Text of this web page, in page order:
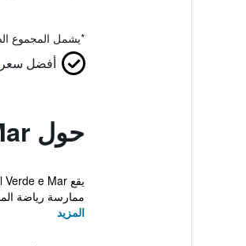
*يشمل المجموع
أفضل سعر
حول Alojamento Local Verde e Mar
ممارسة رياضة
المزيد